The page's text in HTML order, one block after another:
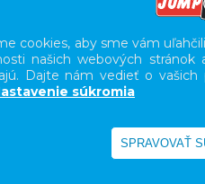
SERVIS SLUŽBY
cookies, aby sme vám
našich webových
Dajte nám vedieť o
súkromia